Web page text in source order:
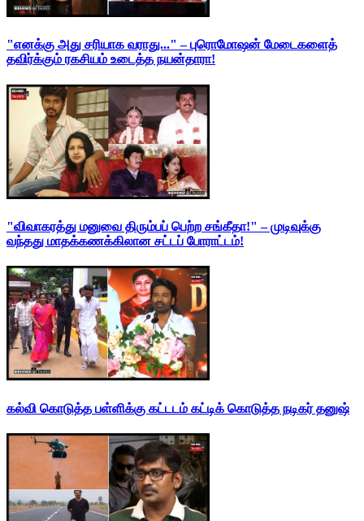
"எனக்கு அது சரியாக வராது..." – புரொமோஷன் மேடைகளைத்
தவிர்க்கும் ரகசியம் உடைத்த நயன்தாரா!
"விவாகரத்து மனுவை திரும்பப் பெற்ற சங்கீதா!" – முடிவுக்கு
வந்தது மாதக்கணக்கிலான சட்டப் போராட்டம்!
கல்வி கொடுத்த பள்ளிக்கு கட்டடம் கட்டிக் கொடுத்த நடிகர் தனுஷ்